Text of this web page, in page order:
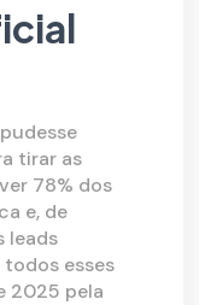
tirar as
78% dos
e, de
leads
esses
2025 pela